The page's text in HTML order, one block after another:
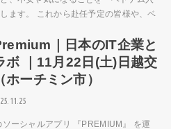
ます。 これから赴任予定の皆様や、ベ
｜日本のIT企業と
ボ ｜11月22日(土)日越交
ーチミン市）
ーシャルアプリ 『PREMIUM』 を運